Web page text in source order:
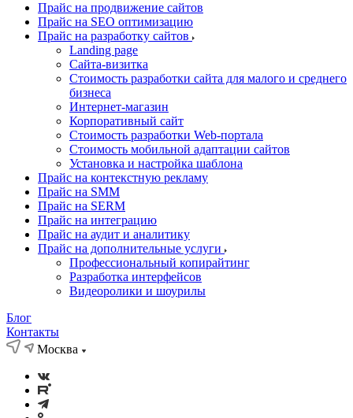
Прайс на продвижение сайтов
Прайс на SEO оптимизацию
Прайс на разработку сайтов
Landing page
Cайта-визитка
Стоимость разработки сайта для малого и среднего
бизнеса
Интернет-магазин
Корпоративный сайт
Стоимость разработки Web-портала
Стоимость мобильной адаптации сайтов
Установка и настройка шаблона
Прайс на контекстную рекламу
Прайс на SMM
Прайс на SERM
Прайс на интеграцию
Прайс на аудит и аналитику
Прайс на дополнительные услуги
Профессиональный копирайтинг
Разработка интерфейсов
Видеоролики и шоурилы
Блог
Контакты
Москва